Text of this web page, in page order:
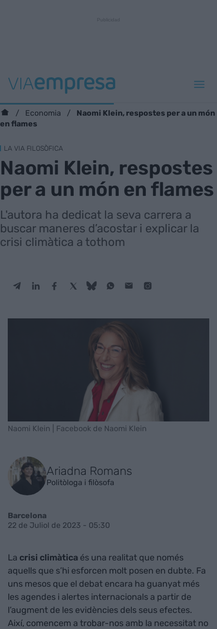
Economia
Naomi Klein, respostes per a un món
en flames
LA VIA FILOSÒFICA
Naomi Klein, respostes
per a un món en flames
L'autora ha dedicat la seva carrera a
buscar maneres d’acostar i explicar la
crisi climàtica a tothom
Naomi Klein | Facebook de Naomi Klein
Ariadna Romans
Politòloga i filòsofa
Barcelona
22 de Juliol de 2023 - 05:30
La crisi climàtica és una realitat que només
aquells que s’hi esforcen molt posen en dubte. Fa
uns mesos que el debat encara ha guanyat més
les agendes i alertes internacionals a partir de
l’augment de les evidències dels seus efectes.
Així, comencem a trobar-nos amb la necessitat no